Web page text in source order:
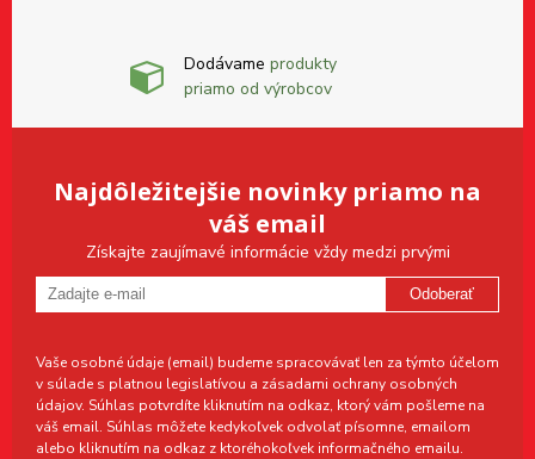
Dodávame produkty
priamo od výrobcov
Najdôležitejšie novinky priamo na
váš email
Získajte zaujímavé informácie vždy medzi prvými
Odoberať
Vaše osobné údaje (email) budeme spracovávať len za týmto účelom
v súlade s platnou legislatívou a zásadami ochrany osobných
údajov. Súhlas potvrdíte kliknutím na odkaz, ktorý vám pošleme na
váš email. Súhlas môžete kedykoľvek odvolať písomne, emailom
alebo kliknutím na odkaz z ktoréhokoľvek informačného emailu.